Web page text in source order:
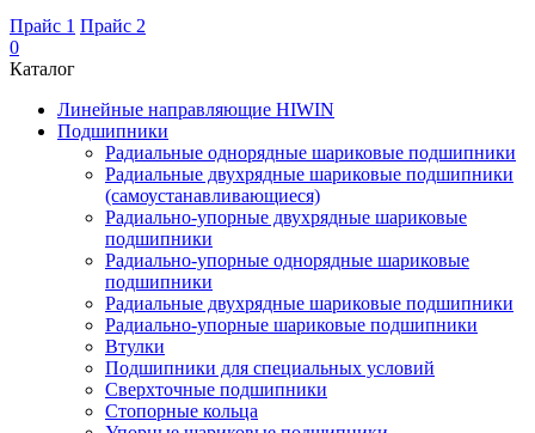
Прайс 1 Прайс 2
0
Каталог
Линейные направляющие HIWIN
Подшипники
Радиальные однорядные шариковые подшипники
Радиальные двухрядные шариковые подшипники
(самоустанавливающиеся)
Радиально-упорные двухрядные шариковые
подшипники
Радиально-упорные однорядные шариковые
подшипники
Радиальные двухрядные шариковые подшипники
Радиально-упорные шариковые подшипники
Втулки
Подшипники для специальных условий
Сверхточные подшипники
Стопорные кольца